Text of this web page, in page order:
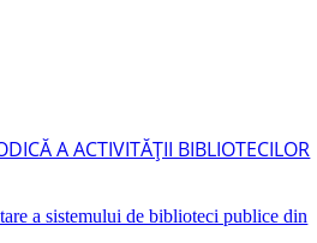
A ACTIVITĂŢII BIBLIOTECILOR
a sistemului de biblioteci publice din